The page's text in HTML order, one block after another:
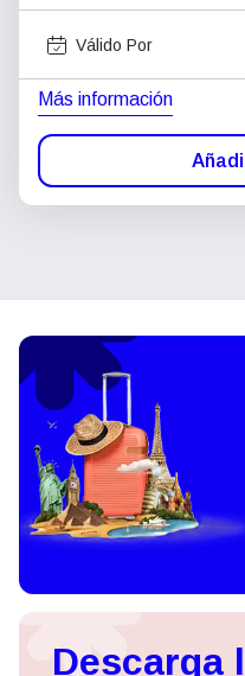
Válido Por
Más información
Descarga